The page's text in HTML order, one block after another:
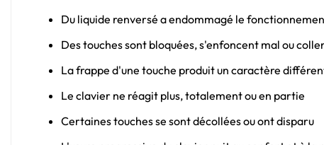
Du liquide renversé a endommagé le
Des touches sont bloquées, s'enfoncent mal ou
La frappe d'une touche produit un caractère
Le clavier ne réagit plus, totalement ou en partie
Certaines touches se sont décollées ou ont disparu